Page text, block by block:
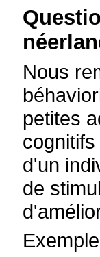
Nous
petites
d'un
de